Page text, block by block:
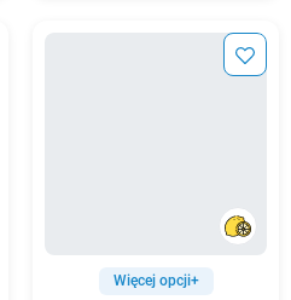
Więcej opcji+